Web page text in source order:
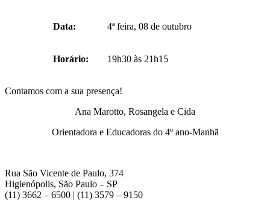
Data: 4ª feira, 08 de outubro
Horário: 19h30 às 21h15
Contamos com a sua presença!
Ana Marotto, Rosangela e Cida
Orientadora e Educadoras do 4º ano-Manhã
Rua São Vicente de Paulo, 374
Higienópolis, São Paulo – SP
(11) 3662 – 6500 | (11) 3579 – 9150